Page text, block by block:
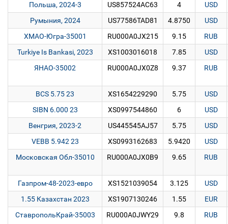
Польша, 2024-3
US857524AC63 4
USD
Румыния, 2024
US77586TAD81 4.8750
USD
ХМАО-Югра-35001
RU000A0JX215 9.15
RUB
Turkiye Is Bankasi, 2023
XS1003016018 7.85
USD
ЯНАО-35002
RU000A0JX0Z8 9.37 RUB
BCS 5.75 23 XS1654229290 5.75
USD
SIBN 6.000 23
XS0997544860 6
USD
Венгрия, 2023-2
US445545AJ57 5.75
USD
VEBB 5.942 23
XS0993162683 5.9420
USD
Московская Обл-35010
RU000A0JX0B9 9.65 RUB
Газпром-48-2023-евро XS1521039054 3.125
USD
1.55 Казахстан 2023
XS1907130246 1.55
EUR
СтавропольКрай-35003
RU000A0JWY29 9.8 RUB